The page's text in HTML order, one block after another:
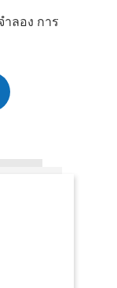
ลอง การ